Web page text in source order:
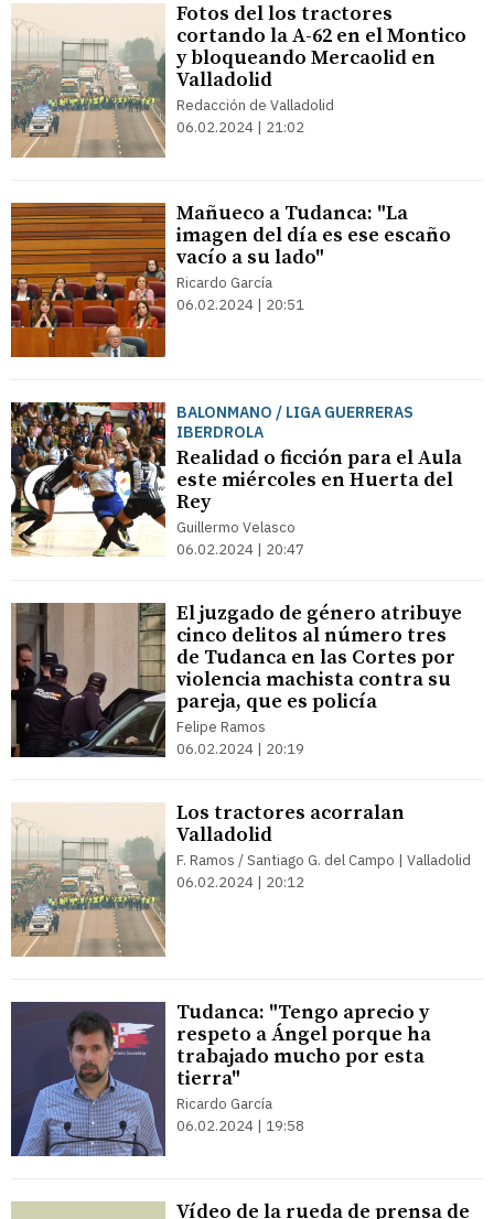
Fotos del los tractores
cortando la A-62 en el Montico
y bloqueando Mercaolid en
Valladolid
Redacción de Valladolid
06.02.2024 | 21:02
Mañueco a Tudanca: "La
imagen del día es ese escaño
vacío a su lado"
Ricardo García
06.02.2024 | 20:51
BALONMANO / LIGA GUERRERAS
IBERDROLA
Realidad o ficción para el Aula
este miércoles en Huerta del
Rey
Guillermo Velasco
06.02.2024 | 20:47
El juzgado de género atribuye
cinco delitos al número tres
de Tudanca en las Cortes por
violencia machista contra su
pareja, que es policía
Felipe Ramos
06.02.2024 | 20:19
Los tractores acorralan
Valladolid
F. Ramos / Santiago G. del Campo | Valladolid
06.02.2024 | 20:12
Tudanca: "Tengo aprecio y
respeto a Ángel porque ha
trabajado mucho por esta
tierra"
Ricardo García
06.02.2024 | 19:58
Vídeo de la rueda de prensa de